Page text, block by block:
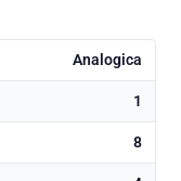
Analogica
1
8